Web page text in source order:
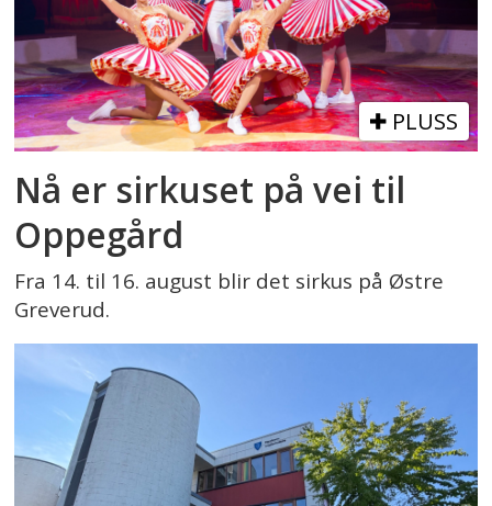
PLUSS
Nå er sirkuset på vei til
Oppegård
Fra 14. til 16. august blir det sirkus på Østre
Greverud.